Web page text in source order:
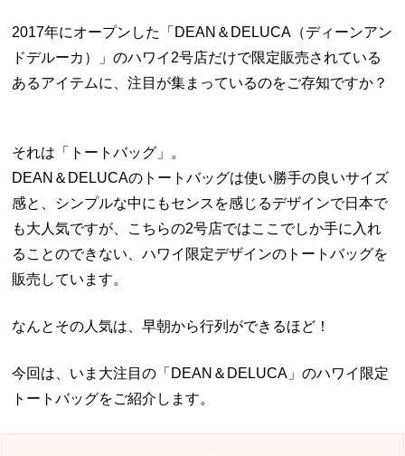
2017年にオープンした「DEAN＆DELUCA（ディーンアン
ドデルーカ）」のハワイ2号店だけで限定販売されている
あるアイテムに、注目が集まっているのをご存知ですか？
それは「トートバッグ」。
DEAN＆DELUCAのトートバッグは使い勝手の良いサイズ
感と、シンプルな中にもセンスを感じるデザインで日本で
も大人気ですが、こちらの2号店ではここでしか手に入れ
ることのできない、ハワイ限定デザインのトートバッグを
販売しています。
なんとその人気は、早朝から行列ができるほど！
今回は、いま大注目の「DEAN＆DELUCA」のハワイ限定
トートバッグをご紹介します。